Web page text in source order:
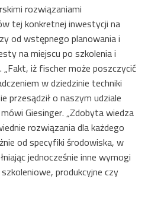
rozwiązaniami
tej konkretnej inwestycji na
od wstępnego planowania i
na miejscu po szkolenia i
iż fischer może poszczycić
w dziedzinie techniki
przesądził o naszym udziale
Giesinger. „Zdobyta wiedza
rozwiązania dla każdego
od specyfiki środowiska, w
jednocześnie inne wymogi
produkcyjne czy